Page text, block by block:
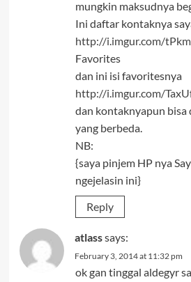
mungkin maksudnya
Ini daftar kontaknya
http://i.imgur.com/
Favorites
dan ini isi favoritesnya
http://i.imgur.com/
dan kontaknyapun bisa
yang berbeda.
NB:
{saya pinjem HP nya
ngejelasin ini}
Reply
atlasssays:
February 3, 2014 at 11:32 pm
ok gan tinggal aldegyr